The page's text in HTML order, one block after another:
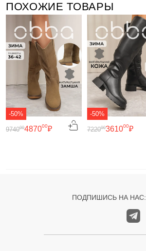
ПОХОЖИЕ ТОВАРЫ
-50%
487000₽
974000
-50%
361000₽
722000
ПОДПИШИСЬ НА НАС: